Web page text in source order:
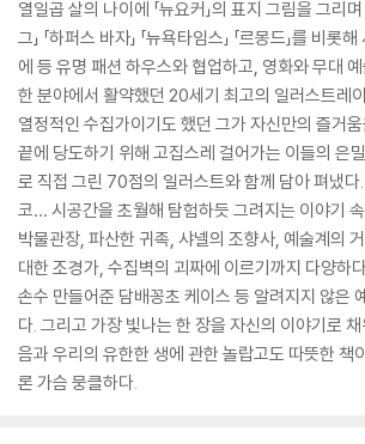
열일곱 살의 나이에 「뉴요커」의 표지 그림을 그리
그」 「하퍼스 바자」 「뉴욕타임스」 「르몽드」를 비
에 등 유명 패션 하우스와 협업하고, 영화와 무대
한 분야에서 활약했던 20세기 최고의 일러스트레
열정적인 수집가이기도 했던 그가 자신만의 즐거
끝에 당도하기 위해 고집스레 걸어가는 이들의 은
로 직접 그린 70점의 일러스트와 함께 담아 펴냈
코… 시공간을 초월해 탐험하듯 그려지는 이야기
박물관장, 파산한 귀족, 샤넬의 조향사, 예술계의
대한 조경가, 수집벽의 괴짜에 이르기까지 다양하
손수 만들어준 담배꽁초 케이스 등 알려지지 않은
다. 그리고 가장 빛나는 한 장을 자신의 이야기로
음과 우리의 유한한 생에 관한 놀랍고도 따뜻한 책
론 가슴 뭉클하다.